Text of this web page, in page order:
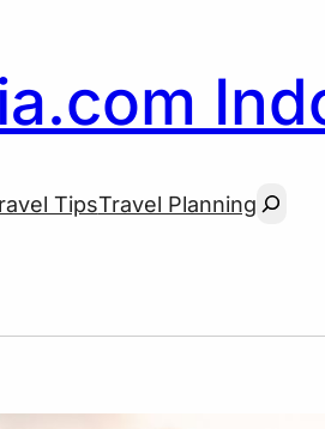
TipsTravel PlanningSearch